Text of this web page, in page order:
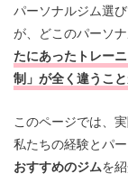
パーソナルジム選
が、どこのパーソ
たにあったトレー
制」が全く違うこと
このページでは、
私たちの経験とパ
おすすめのジムを